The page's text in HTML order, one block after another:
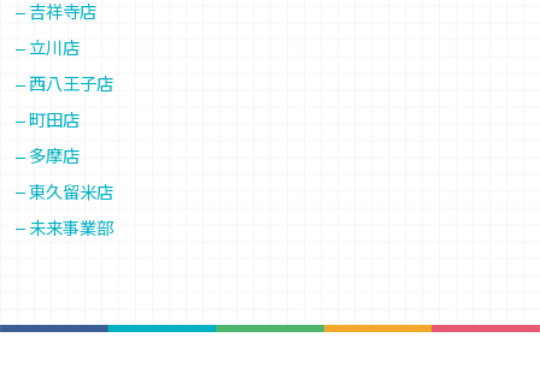
吉祥寺店
立川店
西八王子店
町田店
多摩店
東久留米店
未来事業部